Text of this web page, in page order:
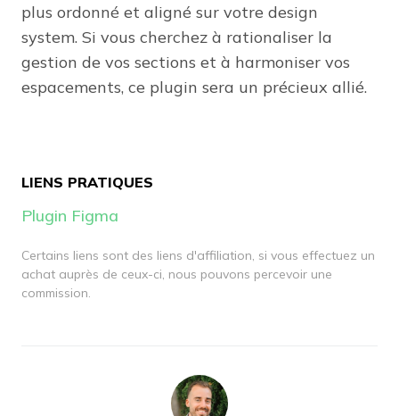
plus ordonné et aligné sur votre design
system. Si vous cherchez à rationaliser la
gestion de vos sections et à harmoniser vos
espacements, ce plugin sera un précieux allié.
LIENS PRATIQUES
Plugin Figma
Certains liens sont des liens d'affiliation, si vous effectuez un
achat auprès de ceux-ci, nous pouvons percevoir une
commission.